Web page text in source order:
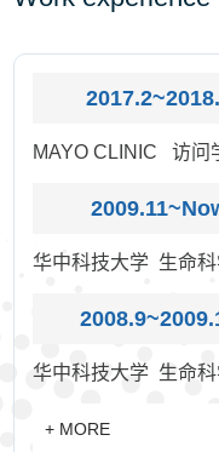
MAYO CLINIC 访问
华中科技大学 生命
华中科技大学 生命
+ MORE